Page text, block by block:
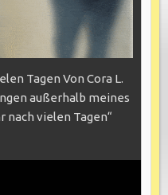
Tagen Von Cora L.
außerhalb meines
nach vielen Tagen“